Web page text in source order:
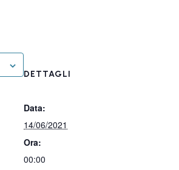
DETTAGLI
Data:
14/06/2021
Ora:
00:00